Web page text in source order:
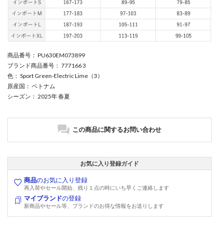
商品番号 ： PU630EM073899
ブランド商品番号 ： 777166 3
色 ： Sport Green-Electric Lime（3）
原産国 ： ベトナム
シーズン ： 2025年 春夏
この商品に関するお問い合わせ
お気に入り登録ガイド
商品のお気に入り登録
再入荷やセール開始、残り１点の時にいち早くご連絡します
マイブランドの登録
新商品やセール等、ブランドのお得な情報をお送りします